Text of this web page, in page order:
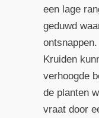
een lage
geduwd
ontsnappen.
Kruiden
verhoogde
de planten
vraat door